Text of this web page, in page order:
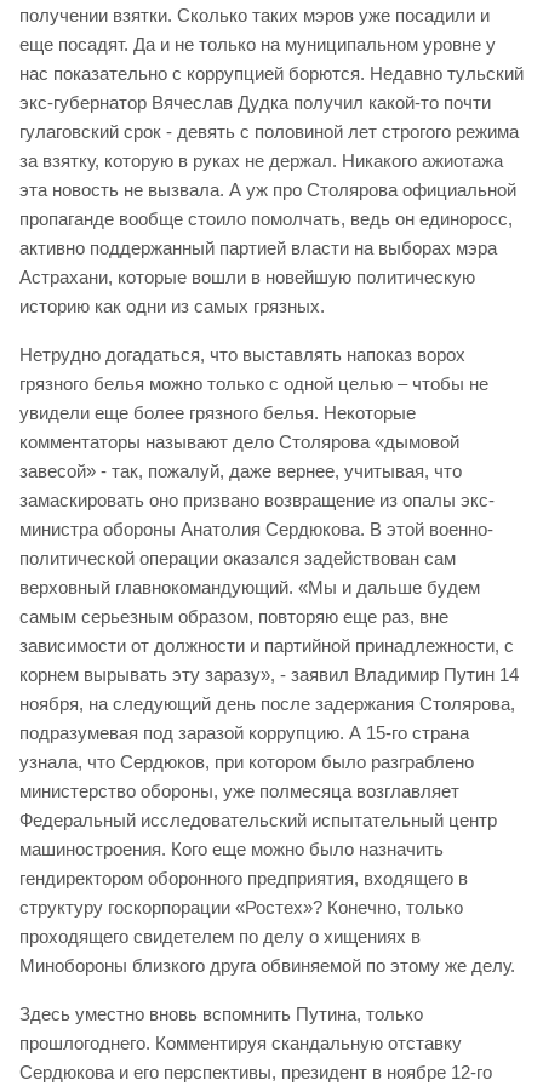
получении взятки. Сколько таких мэров уже посадили и
еще посадят. Да и не только на муниципальном уровне у
нас показательно с коррупцией борются. Недавно тульский
экс-губернатор Вячеслав Дудка получил какой-то почти
гулаговский срок - девять с половиной лет строгого режима
за взятку, которую в руках не держал. Никакого ажиотажа
эта новость не вызвала. А уж про Столярова официальной
пропаганде вообще стоило помолчать, ведь он единоросс,
активно поддержанный партией власти на выборах мэра
Астрахани, которые вошли в новейшую политическую
историю как одни из самых грязных.
Нетрудно догадаться, что выставлять напоказ ворох
грязного белья можно только с одной целью – чтобы не
увидели еще более грязного белья. Некоторые
комментаторы называют дело Столярова «дымовой
завесой» - так, пожалуй, даже вернее, учитывая, что
замаскировать оно призвано возвращение из опалы экс-
министра обороны Анатолия Сердюкова. В этой военно-
политической операции оказался задействован сам
верховный главнокомандующий. «Мы и дальше будем
самым серьезным образом, повторяю еще раз, вне
зависимости от должности и партийной принадлежности, с
корнем вырывать эту заразу», - заявил Владимир Путин 14
ноября, на следующий день после задержания Столярова,
подразумевая под заразой коррупцию. А 15-го страна
узнала, что Сердюков, при котором было разграблено
министерство обороны, уже полмесяца возглавляет
Федеральный исследовательский испытательный центр
машиностроения. Кого еще можно было назначить
гендиректором оборонного предприятия, входящего в
структуру госкорпорации «Ростех»? Конечно, только
проходящего свидетелем по делу о хищениях в
Минобороны близкого друга обвиняемой по этому же делу.
Здесь уместно вновь вспомнить Путина, только
прошлогоднего. Комментируя скандальную отставку
Сердюкова и его перспективы, президент в ноябре 12-го